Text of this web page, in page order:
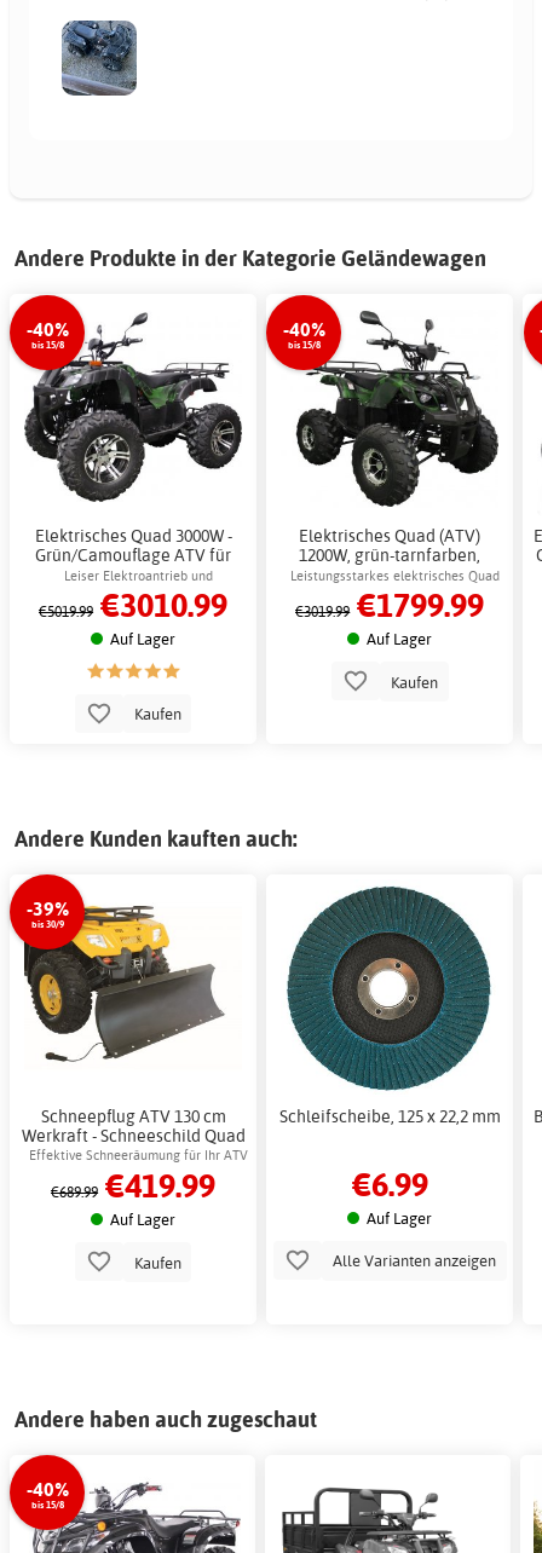
Andere Produkte in der Kategorie Geländewagen
-40%
bis 15/8
Elektrisches Quad 3000W -
Grün/Camouflage ATV für
Erwachsene und Kinder +
Schlosskette
Leiser Elektroantrieb und
leistungsstarker Motor für das Spielen
im Freien
€5019.99 €3010.99
Auf Lager
Kaufen
-40%
bis 15/8
Elektrisches Quad (ATV)
1200W, grün-tarnfarben,
elektrisches 4-Rad für Kinder
+ Schlosskette
Leistungsstarkes elektrisches Quad
für Kinder und Hobbyisten
€3019.99 €1799.99
Auf Lager
Kaufen
Andere Kunden kauften auch:
-39%
bis 30/9
Schneepflug ATV 130 cm
Werkraft - Schneeschild Quad
Bike Pflug
Effektive Schneeräumung für Ihr ATV
€689.99 €419.99
Auf Lager
Kaufen
Schleifscheibe, 125 x 22,2 mm
€6.99
Auf Lager
Alle Varianten anzeigen
Andere haben auch zugeschaut
-40%
bis 15/8